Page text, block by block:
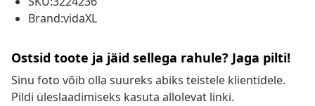
Brand:vidaXL
Ostsid toote ja jäid sellega rahule? Jaga pilti!
Sinu foto võib olla suureks abiks teistele klientidele.
Pildi üleslaadimiseks kasuta allolevat linki.